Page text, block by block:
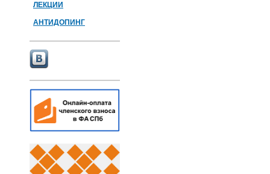
ЛЕКЦИИ
АНТИДОПИНГ